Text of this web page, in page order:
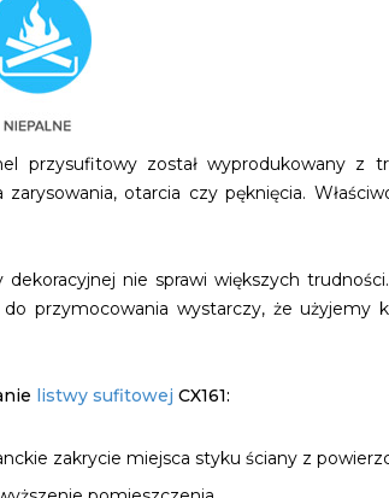
przysufitowy został wyprodukowany z
zarysowania, otarcia czy pęknięcia.
nie sprawi większych
przymocowania wystarczy, że
listwy sufitowej CX161:
zakrycie miejsca styku ściany z